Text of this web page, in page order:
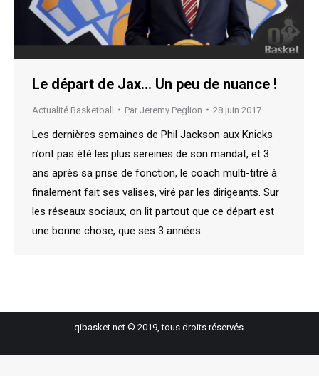
Le départ de Jax… Un peu de nuance !
Actualité Basketball Par Jeremy Peglion 28 juin 2017
Les dernières semaines de Phil Jackson aux Knicks
n’ont pas été les plus sereines de son mandat, et 3
ans après sa prise de fonction, le coach multi-titré à
finalement fait ses valises, viré par les dirigeants. Sur
les réseaux sociaux, on lit partout que ce départ est
une bonne chose, que ses 3 années…
qibasket.net © 2019, tous droits réservés.